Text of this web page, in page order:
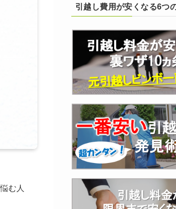
む人
引越し費用が安くなる6つ